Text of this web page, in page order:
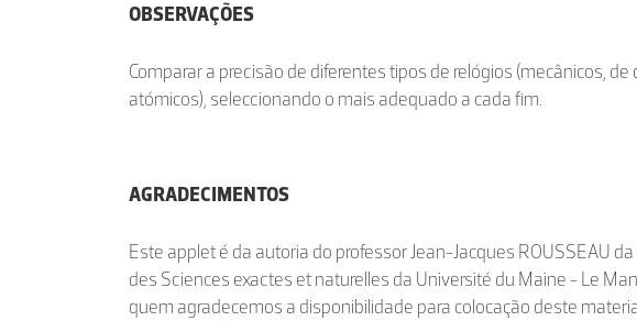
OBSERVAÇÕES
Comparar a precisão de diferentes tipos de relógios (mecânicos, de
atómicos), seleccionando o mais adequado a cada fim.
AGRADECIMENTOS
Este applet é da autoria do professor Jean-Jacques ROUSSEAU
des Sciences exactes et naturelles da Université du Maine - Le
quem agradecemos a disponibilidade para colocação deste